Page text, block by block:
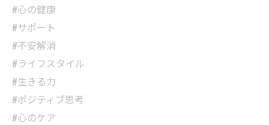
#心の健康
#サポート
#不安解消
#ライフスタイル
#生きる力
#ポジティブ思考
#心のケア